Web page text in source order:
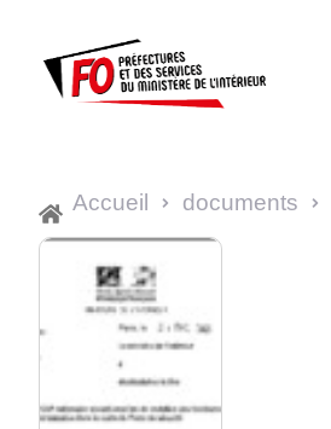
Accueil documents